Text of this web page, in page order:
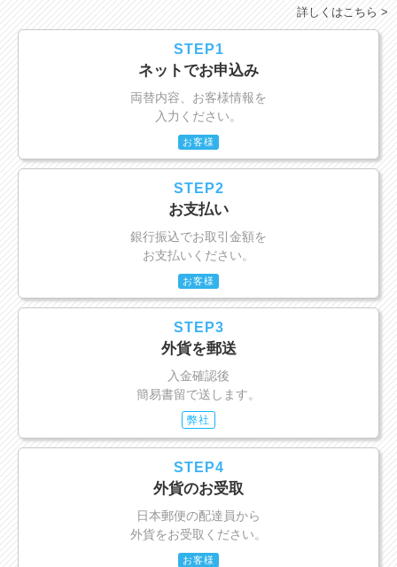
詳しくはこちら >
STEP1
ネットでお申込み
両替内容、お客様情報を
入力ください。
お客様
STEP2
お支払い
銀行振込でお取引金額を
お支払いください。
お客様
STEP3
外貨を郵送
入金確認後
簡易書留で送します。
弊社
STEP4
外貨のお受取
日本郵便の配達員から
外貨をお受取ください。
お客様